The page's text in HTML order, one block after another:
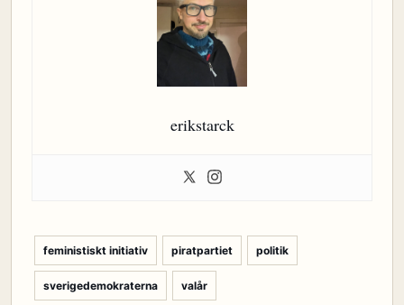
erikstarck
feministiskt initiativ piratpartiet politik
sverigedemokraterna valår